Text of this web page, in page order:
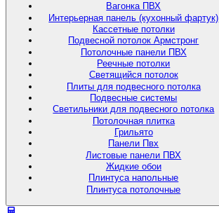
Вагонка ПВХ
Интерьерная панель (кухонный фартук)
Кассетные потолки
Подвесной потолок Армстронг
Потолочные панели ПВХ
Реечные потолки
Светящийся потолок
Плиты для подвесного потолка
Подвесные системы
Светильники для подвесного потолка
Потолочная плитка
Грильято
Панели Пвх
Листовые панели ПВХ
Жидкие обои
Плинтуса напольные
Плинтуса потолочные